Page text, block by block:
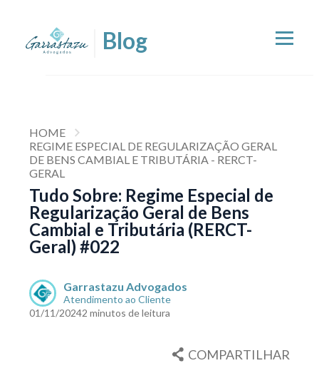
HOME
REGIME ESPECIAL DE REGULARIZAÇÃO GERAL
DE BENS CAMBIAL E TRIBUTÁRIA - RERCT-
GERAL
Tudo Sobre: Regime Especial de
Regularização Geral de Bens
Cambial e Tributária (RERCT-
Geral) #022
Garrastazu Advogados
Atendimento ao Cliente
01/11/20242 minutos de leitura
COMPARTILHAR